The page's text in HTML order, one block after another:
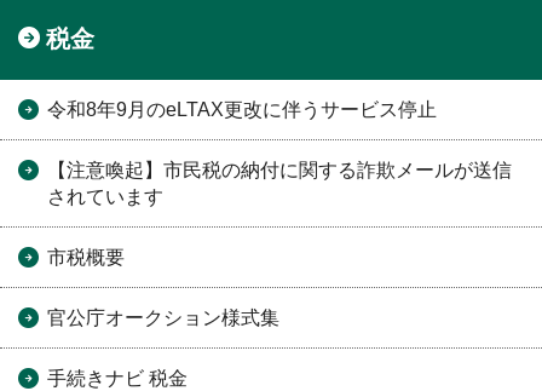
税金
令和8年9月のeLTAX更改に伴うサービス停止
【注意喚起】市民税の納付に関する詐欺メールが送信
されています
市税概要
官公庁オークション様式集
手続きナビ 税金